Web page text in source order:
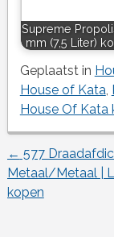
Supreme
mm (7,5 Liter)
Geplaatst in
House of Kata
House Of Kata
← 577
Metaal/Metaal |
kopen